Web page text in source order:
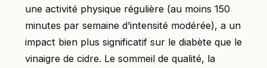
une activité physique régulière (au moins 150
minutes par semaine d’intensité modérée), a un
impact bien plus significatif sur le diabète que le
vinaigre de cidre. Le sommeil de qualité, la